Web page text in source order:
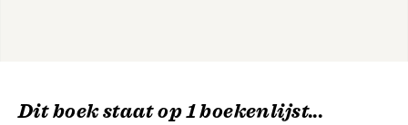
Dit boek staat op 1 boekenlijst...